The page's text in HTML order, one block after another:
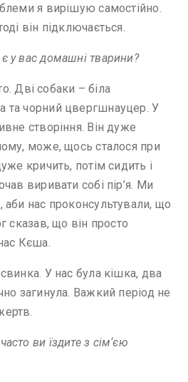
я вирішую самостійно.
він підключається.
у вас домашні тварини?
Дві собаки – біла
та чорний цвергшнауцер. У
створіння. Він дуже
може, щось сталося при
кричить, потім сидить і
виривати собі пір’я. Ми
аби нас проконсультували, що
сказав, що він просто
Кєша.
У нас була кішка, два
загинула. Важкий період не
ви їздите з сім‘єю